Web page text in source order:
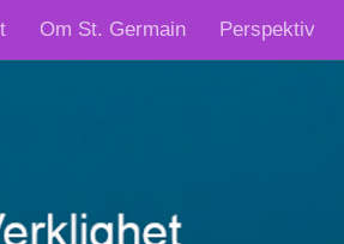
Om St. Germain Perspektiv